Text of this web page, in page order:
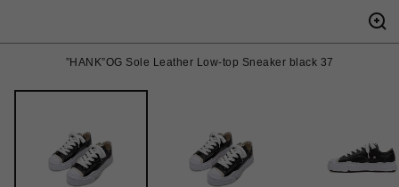
”HANK”OG Sole Leather Low-top Sneaker black 37